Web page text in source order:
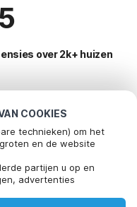
COOKIES
technieken) om het
en de website
partijen u op en
advertenties
over 2k+ huizen
voor
in Frankrijk
vakanties
Bel om te boeken